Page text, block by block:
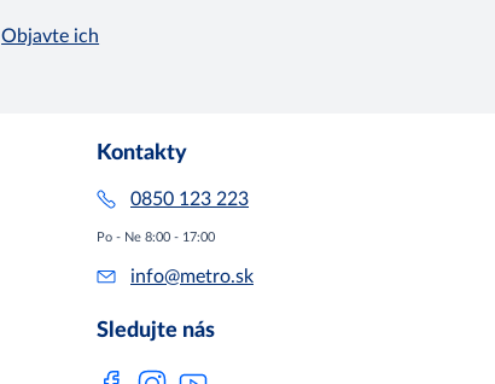
Objavte ich
Kontakty
0850 123 223
Po - Ne 8:00 - 17:00
info@metro.sk
Sledujte nás